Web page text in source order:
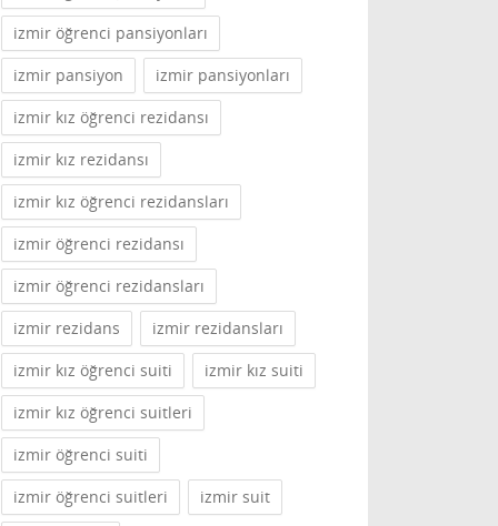
izmir öğrenci pansiyonları
izmir pansiyon
izmir pansiyonları
izmir kız öğrenci rezidansı
izmir kız rezidansı
izmir kız öğrenci rezidansları
izmir öğrenci rezidansı
izmir öğrenci rezidansları
izmir rezidans
izmir rezidansları
izmir kız öğrenci suiti
izmir kız suiti
izmir kız öğrenci suitleri
izmir öğrenci suiti
izmir öğrenci suitleri
izmir suit